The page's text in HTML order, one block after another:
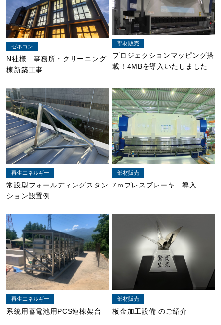
ゼネコン
N社様 事務所・クリーニング
棟新築工事
部材販売
プロジェクションマッピング搭
載！4MBを導入いたしました
再生エネルギー
常設型フォールディングスタン
ション設置例
部材販売
7ｍプレスブレーキ 導入
再生エネルギー
系統用蓄電池用PCS連棟架台
部材販売
板金加工設備 のご紹介